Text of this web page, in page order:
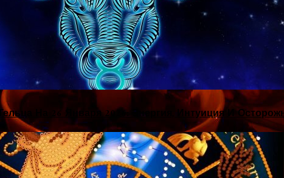
На 26 Января 2026: Энергия, Интуиция И